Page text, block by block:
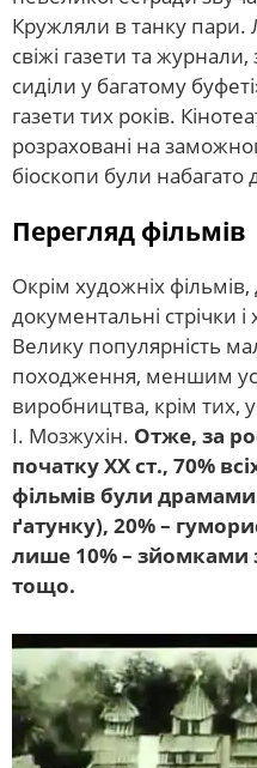
Кружляли в танку пари.
свіжі газети та
сиділи у багатому
газети тих років.
розраховані на
біоскопи були
Перегляд фільмів
Окрім художніх
документальні стрічки і
Велику популярність
походження, меншим
виробництва, крім тих,
І. Мозжухін. Отже, за
початку ХХ ст., 70%
фільмів були
ґатунку), 20% –
лише 10% – зйомками
тощо.